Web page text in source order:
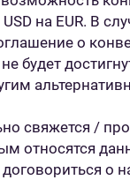
на EUR. В
о
будет
свяжется /
относятся
о